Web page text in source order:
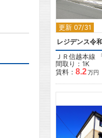
更新 07/31
レジデンス令和
ＪＲ信越本線
間取り：1K
賃料： 8.2万円